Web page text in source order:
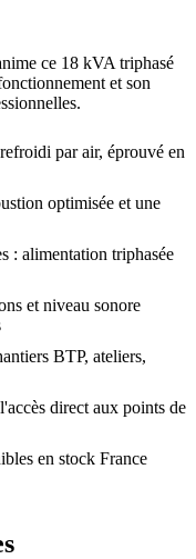
ce 18 kVA triphasé
et son
par air, éprouvé en
optimisée et une
: alimentation triphasée
et niveau sonore
BTP, ateliers,
direct aux points de
en stock France